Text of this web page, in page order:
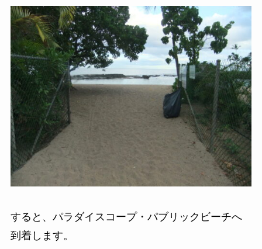
すると、パラダイスコープ・パブリックビーチへ
到着します。